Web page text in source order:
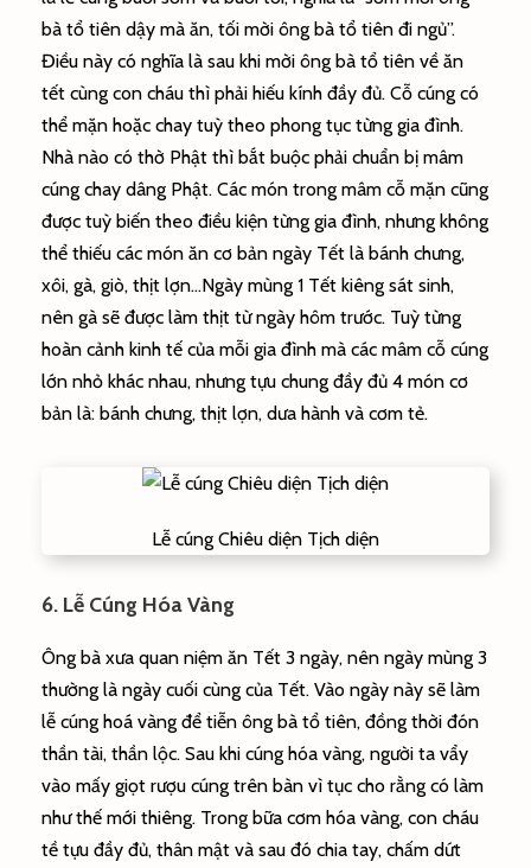
bà tổ tiên dậy mà ăn, tối mời ông bà tổ tiên đi ngủ”.
Điều này có nghĩa là sau khi mời ông bà tổ tiên về ăn
tết cùng con cháu thì phải hiếu kính đầy đủ. Cỗ cúng có
thể mặn hoặc chay tuỳ theo phong tục từng gia đình.
Nhà nào có thờ Phật thì bắt buộc phải chuẩn bị mâm
cúng chay dâng Phật. Các món trong mâm cỗ mặn cũng
được tuỳ biến theo điều kiện từng gia đình, nhưng không
thể thiếu các món ăn cơ bản ngày Tết là bánh chưng,
xôi, gà, giò, thịt lợn…Ngày mùng 1 Tết kiêng sát sinh,
nên gà sẽ được làm thịt từ ngày hôm trước. Tuỳ từng
hoàn cảnh kinh tế của mỗi gia đình mà các mâm cỗ cúng
lớn nhỏ khác nhau, nhưng tựu chung đầy đủ 4 món cơ
bản là: bánh chưng, thịt lợn, dưa hành và cơm tẻ.
Lễ cúng Chiêu diện Tịch diện
6. Lễ Cúng Hóa Vàng
Ông bà xưa quan niệm ăn Tết 3 ngày, nên ngày mùng 3
thường là ngày cuối cùng của Tết. Vào ngày này sẽ làm
lễ cúng hoá vàng để tiễn ông bà tổ tiên, đồng thời đón
thần tài, thần lộc. Sau khi cúng hóa vàng, người ta vẩy
vào mấy giọt rượu cúng trên bàn vì tục cho rằng có làm
như thế mới thiêng. Trong bữa cơm hóa vàng, con cháu
tề tựu đầy đủ, thân mật và sau đó chia tay, chấm dứt